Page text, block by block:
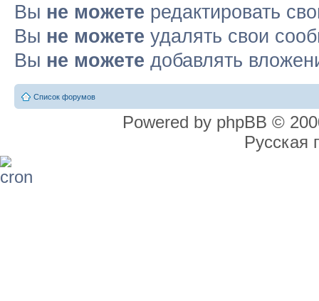
Вы не можете редактировать
Вы не можете удалять свои
Вы не можете добавлять
Список форумов
Powered by phpBB ©
Русская